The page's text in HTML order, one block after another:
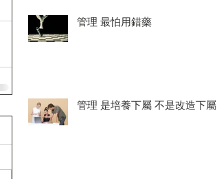
管理 最怕用錯藥
管理 是培養下屬 不是改造下屬